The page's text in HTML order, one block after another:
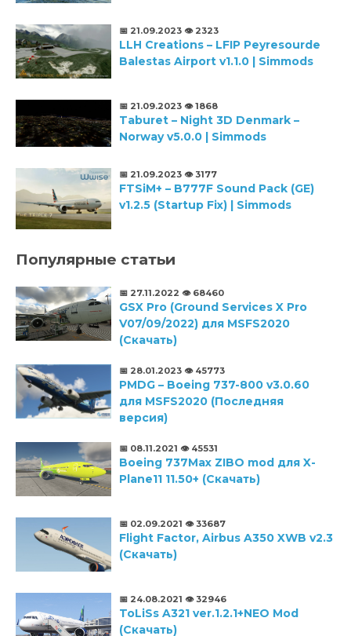
📅 21.09.2023 👁️ 2323
LLH Creations – LFIP Peyresourde
Balestas Airport v1.1.0 | Simmods
📅 21.09.2023 👁️ 1868
Taburet – Night 3D Denmark –
Norway v5.0.0 | Simmods
📅 21.09.2023 👁️ 3177
FTSiM+ – B777F Sound Pack (GE)
v1.2.5 (Startup Fix) | Simmods
Популярные статьи
📅 27.11.2022 👁️ 68460
GSX Pro (Ground Services X Pro
V07/09/2022) для MSFS2020
(Скачать)
📅 28.01.2023 👁️ 45773
PMDG – Boeing 737-800 v3.0.60
для MSFS2020 (Последняя
версия)
📅 08.11.2021 👁️ 45531
Boeing 737Max ZIBO mod для X-
Plane11 11.50+ (Скачать)
📅 02.09.2021 👁️ 33687
Flight Factor, Airbus A350 XWB v2.3
(Скачать)
📅 24.08.2021 👁️ 32946
ToLiSs A321 ver.1.2.1+NEO Mod
(Скачать)